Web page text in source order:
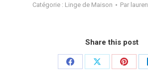
Catégorie : Linge de Maison Par
Share this post
PartagerPartager